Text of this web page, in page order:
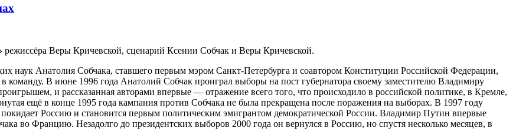
режиссёра Веры Кричевской, сценарий Ксении Собчак и Веры Кричевской.
наук Анатолия Собчака, ставшего первым мэром Санкт-Петербурга и соавтором Конституции Российской Федерации,
команду. В июне 1996 года Анатолий Собчак проиграл выборы на пост губернатора своему заместителю Владимиру
и рассказанная авторами впервые — отражение всего того, что происходило в российской политике, в Кремле,
ещё в конце 1995 года кампания против Собчака не была прекращена после поражения на выборах. В 1997 году
Россию и становится первым политическим эмигрантом демократической России. Владимир Путин впервые
во Францию. Незадолго до президентских выборов 2000 года он вернулся в Россию, но спустя несколько месяцев, в